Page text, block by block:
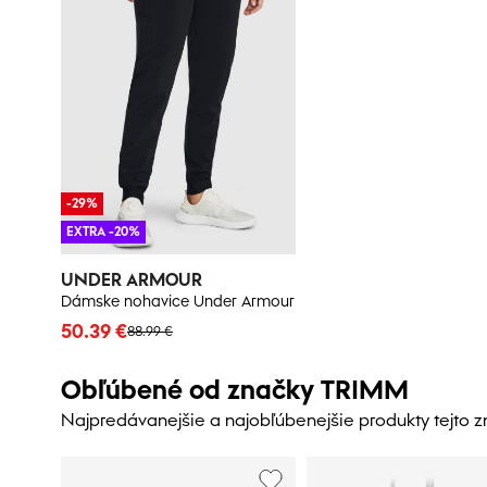
UNDER ARMOUR
Dámske nohavice Under Armour
88.99 €
50.39 €
-29%
EXTRA -20%
Obľúbené od značky TRIMM
Najpredávanejšie a najobľúbenejšie produkty tejto